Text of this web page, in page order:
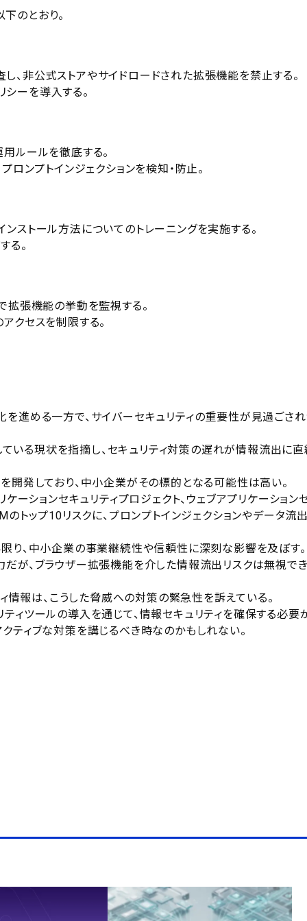
のとおり。
非公式ストアやサイドロードされた拡張機能を禁止する。
ーを導入する。
ルールを徹底する。
ロンプトインジェクションを検知・防止。
ストール方法についてのトレーニングを実施する。
る。
拡張機能の挙動を監視する。
クセスを制限する。
進める一方で、サイバーセキュリティの重要性が見過ごさ
いる現状を指摘し、セキュリティ対策の遅れが情報流出に直
発しており、中小企業がその標的となる可能性は高い。
ーションセキュリティプロジェクト、ウェブアプリケーション
トップ10リスクに、プロンプトインジェクションやデータ流出
り、中小企業の事業継続性や信頼性に深刻な影響を及ぼす。
が、ブラウザー拡張機能を介した情報流出リスクは無視でき
報は、こうした脅威への対策の緊急性を訴えている。
ィツールの導入を通じて、情報セキュリティを確保する必要
ティブな対策を講じるべき時なのかもしれない。